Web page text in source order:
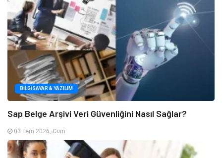
BILGISAYAR & YAZILIM
Sap Belge Arşivi Veri Güvenliğini Nasıl Sağlar?
03 Tem 2026, Cum